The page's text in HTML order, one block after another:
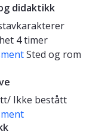
didaktikk
4 timer
Sted og rom
Ikke bestått